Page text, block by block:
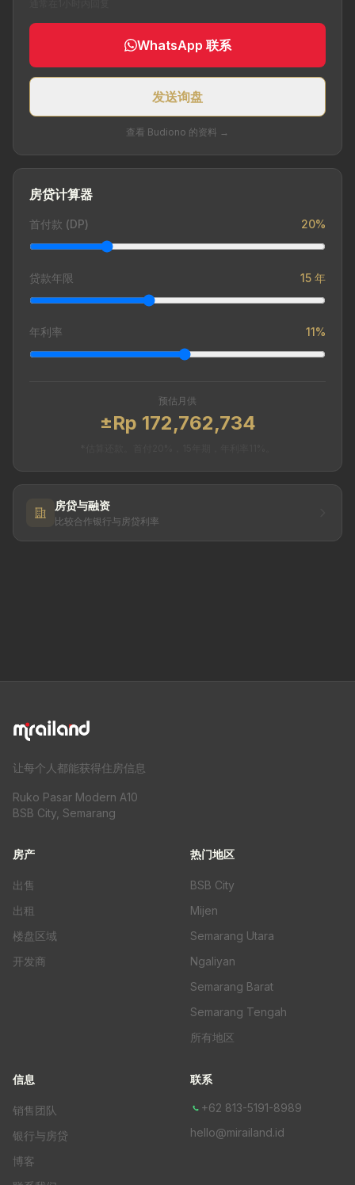
WhatsApp 联系
发送询盘
查看 Budiono 的资料 →
房贷计算器
首付款 (DP) 20%
贷款年限 15 年
年利率 11%
预估月供
±Rp 172,762,734
房贷与融资
比较合作银行与房贷利率
让每个人都能获得住房信息
Ruko Pasar Modern A10
BSB City, Semarang
房产
出售
出租
楼盘区域
开发商
热门地区
BSB City
Mijen
Semarang Utara
Ngaliyan
Semarang Barat
Semarang Tengah
所有地区
信息
销售团队
银行与房贷
博客
联系
+62 813-5191-8989
hello@mirailand.id